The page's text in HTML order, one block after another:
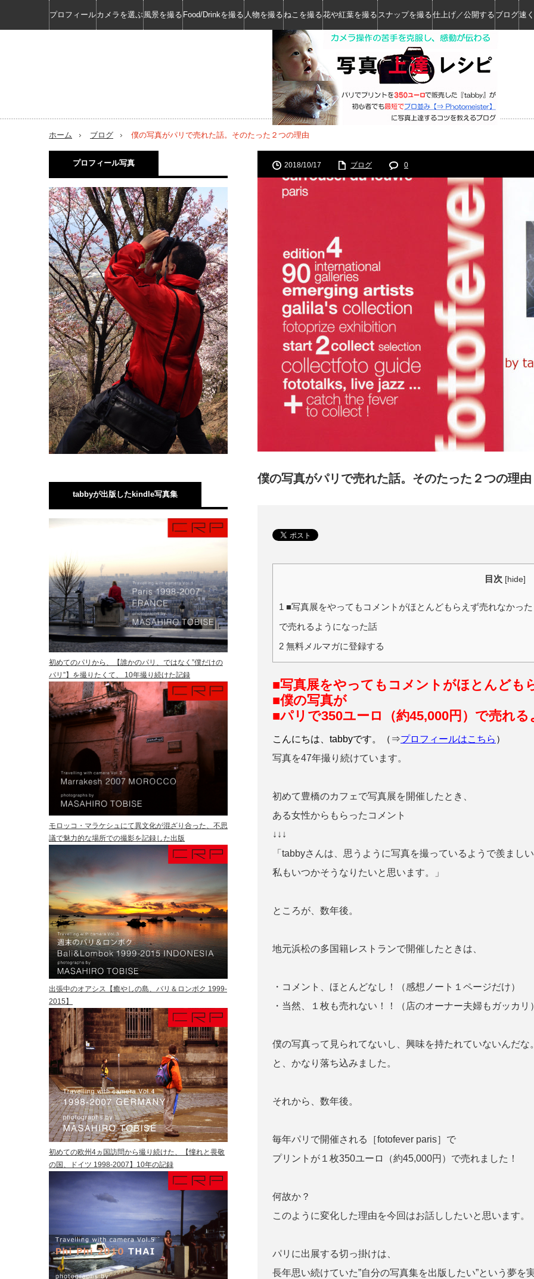
プロフィールカメラを選ぶ風景を撮る Food/Drinkを撮る 人物を撮るねこを撮る花や紅葉を撮る スナップを撮る仕上げ／公開する ブログ速
ホーム ブログ 僕の写真がパリで売れた話。そのたった２つの理由
2018/10/17 ブログ 0
僕の写真がパリで売れた話。そのたった２つの理由
目次 [hide]
1 ■写真展をやってもコメントがほとんどもらえず売れなかっ
で売れるようになった話
2 無料メルマガに登録する
■写真展をやってもコメントがほとんども
■僕の写真が
■パリで350ユーロ（約45,000円）で売れ
こんにちは、tabbyです。（⇒プロフィールはこちら ）
写真を47年撮り続けています。
初めて豊橋のカフェで写真展を開催したとき、
ある女性からもらったコメント
↓↓↓
「tabbyさんは、思うように写真を撮っているようで羨ましい
私もいつかそうなりたいと思います。」
ところが、数年後。
地元浜松の多国籍レストランで開催したときは、
・コメント、ほとんどなし！（感想ノート１ページだけ）
・当然、１枚も売れない！！（店のオーナー夫婦もガッカリ）
僕の写真って見られてないし、興味を持たれていないんだな。
と、かなり落ち込みました。
それから、数年後。
毎年パリで開催される［fotofever paris］で
プリントが１枚350ユーロ（約45,000円）で売れました！
何故か？
このように変化した理由を今回はお話ししたいと思います。
パリに出展する切っ掛けは、
長年思い続けていた”自分の写真集を出版したい”という夢を
プロフィール写真
tabbyが出版したkindle写真集
初めてのパリから、【誰かのパリ、ではなく”僕だけの
パリ”】を撮りたくて、 10年撮り続けた記録
モロッコ・マラケシュにて異文化が混ざり合った、不思
議で魅力的な場所での撮影を記録した出版
出張中のオアシス【癒やしの島、バリ＆ロンボク 1999-
2015】
初めての欧州4ヵ国訪問から撮り続けた、【憧れと畏敬
の国、ドイツ 1998-2007】10年の記録